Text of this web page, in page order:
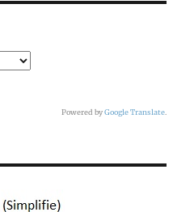
Powered byGoogle Translate.